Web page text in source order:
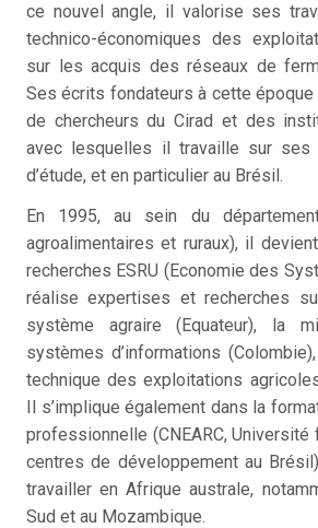
ce nouvel angle, il valorise ses
technico-économiques des
sur les acquis des réseaux de
Ses écrits fondateurs à cette
de chercheurs du Cirad et des
avec lesquelles il travaille sur ses
d’étude, et en particulier au Brésil.
En 1995, au sein du
agroalimentaires et ruraux), il
recherches ESRU (Economie des
réalise expertises et recherches
système agraire (Equateur), la
systèmes d’informations
technique des exploitations
Il s’implique également dans la
professionnelle (CNEARC,
centres de développement au
travailler en Afrique australe,
Sud et au Mozambique.